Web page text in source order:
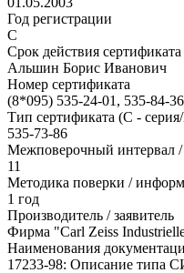
Год регистрации
С
Срок действия сертификата
Альшин Борис Иванович
Номер сертификата
(8*095) 535-24-01, 535-84-36
Тип сертификата (C -
535-73-86
Межповерочный интервал
11
Методика поверки /
1 год
Производитель / заявитель
Фирма "Carl Zeiss
Наименования
17233-98: Описание типа